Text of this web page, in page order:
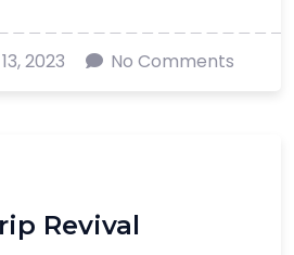
2023 No Comments
Revival